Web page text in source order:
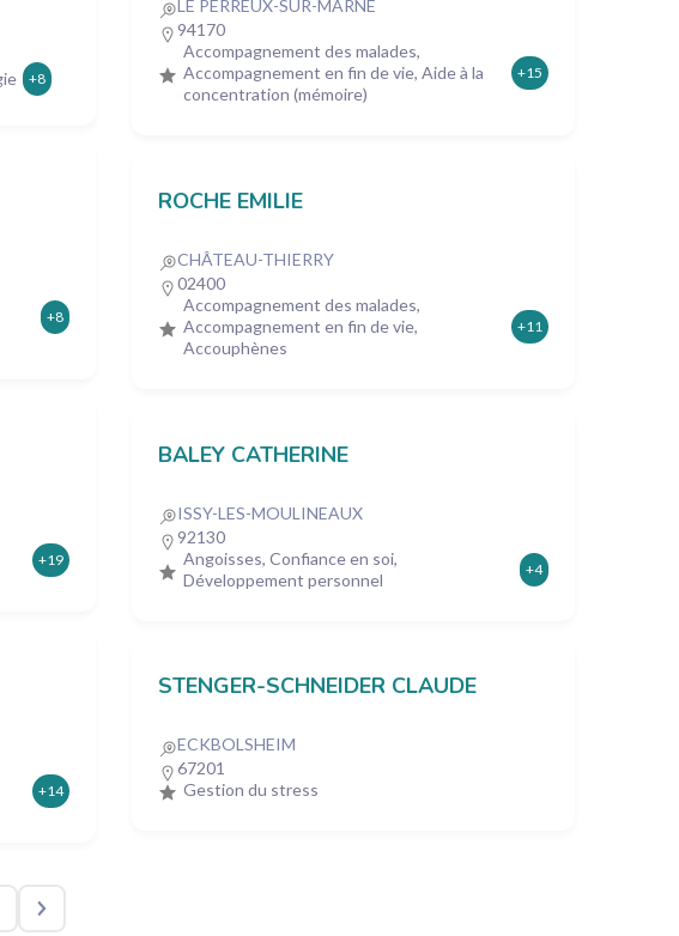
+8
LE PERREUX-SUR-MARNE
94170
Accompagnement des malades,
Accompagnement en fin de vie, Aide à la
concentration (mémoire)
+15
+8
ROCHE EMILIE
CHÂTEAU-THIERRY
02400
Accompagnement des malades,
Accompagnement en fin de vie,
Accouphènes
+11
+19
BALEY CATHERINE
ISSY-LES-MOULINEAUX
92130
Angoisses, Confiance en soi,
Développement personnel
+4
+14
STENGER-SCHNEIDER CLAUDE
ECKBOLSHEIM
67201
Gestion du stress